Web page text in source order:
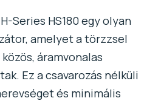
Series HS180 egy olyan
amelyet a törzzsel
áramvonalas
Ez a csavarozás nélküli
és minimális